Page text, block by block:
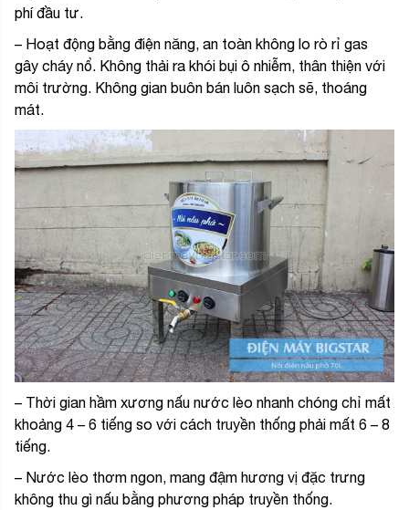
phí đầu tư.
– Hoạt động bằng điện năng, an toàn không lo rò rỉ gas
gây cháy nổ. Không thải ra khói bụi ô nhiễm, thân thiện với
môi trường. Không gian buôn bán luôn sạch sẽ, thoáng
mát.
– Thời gian hầm xương nấu nước lèo nhanh chóng chỉ mất
khoảng 4 – 6 tiếng so với cách truyền thống phải mất 6 – 8
tiếng.
– Nước lèo thơm ngon, mang đậm hương vị đặc trưng
không thu gì nấu bằng phương pháp truyền thống.